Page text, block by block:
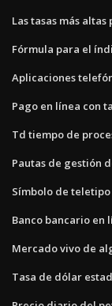
Las tasas más
Fórmula para el
Aplicaciones
Pago en línea con
Td tiempo de
Pautas de gestión
Símbolo de
Banco bancario en
Mercado vivo de
Tasa de dólar